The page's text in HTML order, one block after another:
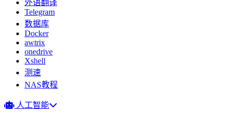
外语翻译
Telegram
数据库
Docker
awtrix
onedrive
Xshell
测速
NAS教程
人工智能